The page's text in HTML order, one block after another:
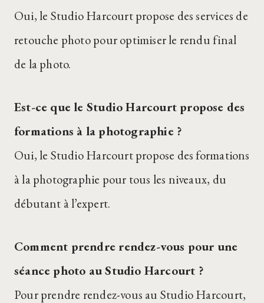
Oui, le Studio Harcourt propose des services de
retouche photo pour optimiser le rendu final
de la photo.
Est-ce que le Studio Harcourt propose des
formations à la photographie ?
Oui, le Studio Harcourt propose des formations
à la photographie pour tous les niveaux, du
débutant à l’expert.
Comment prendre rendez-vous pour une
séance photo au Studio Harcourt ?
Pour prendre rendez-vous au Studio Harcourt,